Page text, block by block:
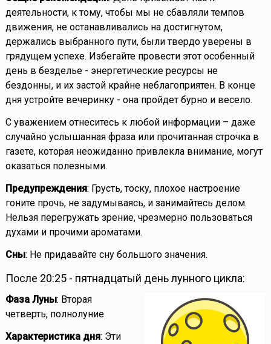
деятельности, к тому, чтобы мы не сбавляли темпов
движения, не останавливались на достигнутом,
держались выбранного пути, были твердо уверены в
грядущем успехе. Избегайте провести этот особенный
день в безделье - энергетические ресурсы не
бездонны, и их застой крайне неблагоприятен. В конце
дня устройте вечеринку - она пройдет бурно и весело.
С уважением отнеситесь к любой информации – даже
случайно услышанная фраза или прочитанная строчка в
газете, которая неожиданно привлекла внимание, могут
оказаться полезными.
Предупреждения: Грусть, тоску, плохое настроение
гоните прочь, не задумываясь, и занимайтесь делом.
Нельзя перегружать зрение, чрезмерно пользоваться
духами и прочими ароматами.
Сны: Не придавайте сну большого значения.
После 20:25 - пятнадцатый день лунного цикла:
Фаза Луны: Вторая
четверть, полнолуние
Характеристика дня: Эти